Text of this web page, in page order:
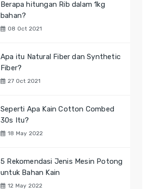
Berapa hitungan Rib dalam 1kg
bahan?
08 Oct 2021
Apa itu Natural Fiber dan Synthetic
Fiber?
27 Oct 2021
Seperti Apa Kain Cotton Combed
30s Itu?
18 May 2022
5 Rekomendasi Jenis Mesin Potong
untuk Bahan Kain
12 May 2022